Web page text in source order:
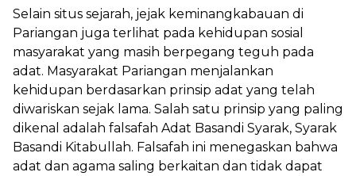
Selain situs sejarah, jejak keminangkabauan di
Pariangan juga terlihat pada kehidupan sosial
masyarakat yang masih berpegang teguh pada
adat. Masyarakat Pariangan menjalankan
kehidupan berdasarkan prinsip adat yang telah
diwariskan sejak lama. Salah satu prinsip yang paling
dikenal adalah falsafah Adat Basandi Syarak, Syarak
Basandi Kitabullah. Falsafah ini menegaskan bahwa
adat dan agama saling berkaitan dan tidak dapat